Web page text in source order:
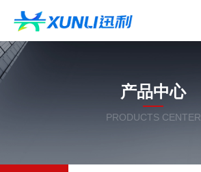
产品中心
PRODUCTS CENTER